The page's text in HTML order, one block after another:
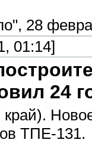
28
01:14]
24
ТПЕ-131.